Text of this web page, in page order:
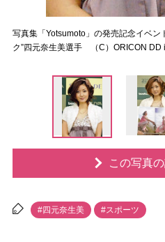
写真集「Yotsumoto」の発売記念イベン
ク”四元奈生美選手 （C）ORICON
この写真
#四元奈生美 #スポーツ